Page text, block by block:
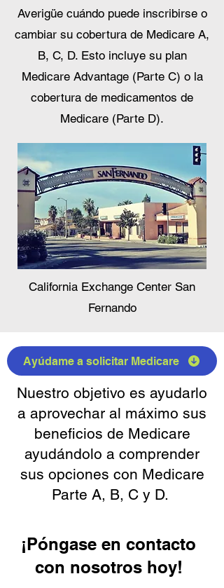
Averigüe cuándo puede inscribirse o
cambiar su cobertura de Medicare A,
B, C, D. Esto incluye su plan
Medicare Advantage (Parte C) o la
cobertura de medicamentos de
Medicare (Parte D).
California Exchange Center San
Fernando
Ayúdame a solicitar Medicare
Nuestro objetivo es ayudarlo
a aprovechar al máximo sus
beneficios de Medicare
ayudándolo a comprender
sus opciones con Medicare
Parte A, B, C y D.
¡Póngase en contacto
con nosotros hoy!